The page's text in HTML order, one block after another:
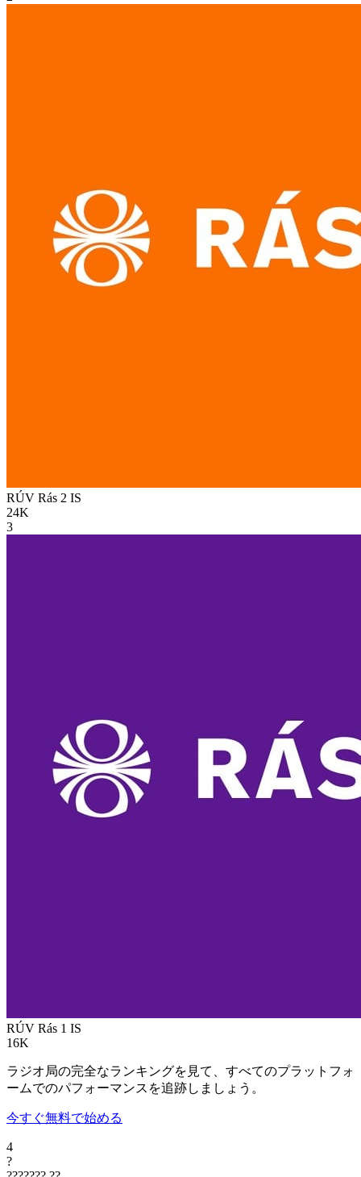
RÚV Rás 2 IS
24K
3
RÚV Rás 1 IS
16K
ラジオ局の完全なランキングを見て、すべてのプラットフォ
ームでのパフォーマンスを追跡しましょう。
今すぐ無料で始める
4
?